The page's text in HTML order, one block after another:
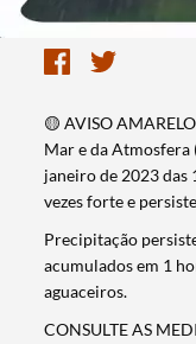
🟡 AVISO
Mar e da Atmosfera
janeiro de 2023 das
vezes forte e
Precipitação
acumulados em 1
aguaceiros.
CONSULTE AS